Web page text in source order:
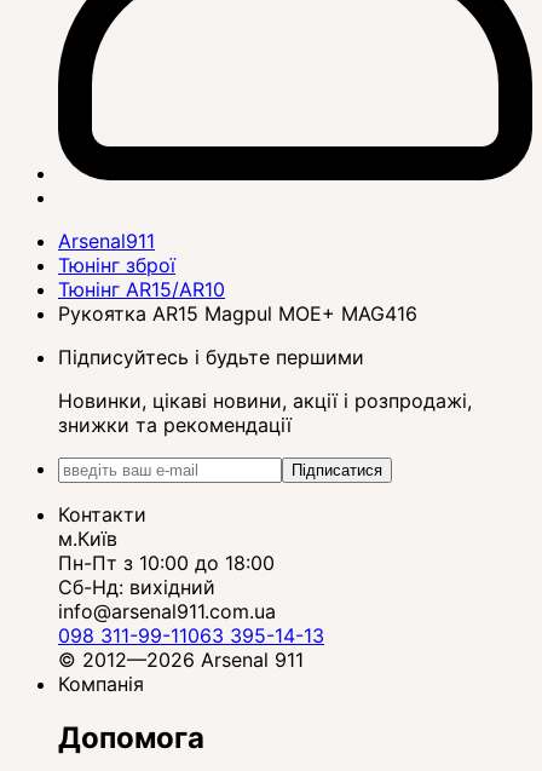
Arsenal911
Тюнінг зброї
Тюнінг AR15/AR10
Рукоятка AR15 Magpul MOE+ MAG416
Підписуйтесь і будьте першими
Новинки, цікаві новини, акції і розпродажі,
знижки та рекомендації
Підписатися
Контакти
м.Київ
Пн-Пт з 10:00 до 18:00
Сб-Нд: вихідний
info@arsenal911.com.ua
098 311-99-11063 395-14-13
© 2012—2026 Arsenal 911
Компанія
Допомога